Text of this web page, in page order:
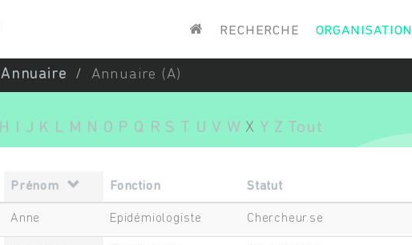
RECHERCHE ORGANISATION
Annuaire Annuaire (A)
H J K L M N O P Q R S T U V W X Y Z Tout
Prénom Fonction Statut
Anne Epidémiologiste Chercheur.se